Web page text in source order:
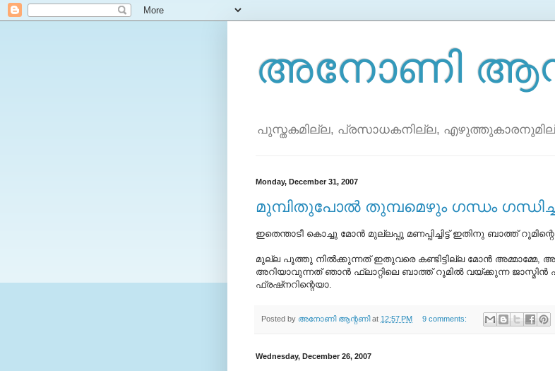
അനോണി
പുസ്തകമില്ല, പ്രസാധകനില്ല,
Monday, December 31, 2007
മുമ്പിതുപോല്‍ തുമ്പമെഴും ഗന്ധം
ഇതെന്താടീ കൊച്ചു മോന്‍ മുല്ലപ്പൂ മണപ്പിച്ചിട്ട് ഇതിനു ബാത്ത്
മുല്ല പൂത്തു നില്‍ക്കുന്നത് ഇതുവരെ കണ്ടിട്ടില്ല മോന്‍
അറിയാവുന്നത് ഞാന്‍ ഫ്ലാറ്റിലെ ബാത്ത് റൂമില്‍ വയ്ക്കുന്ന
ഫ്രഷ്നറിന്റെയാ.
Posted by അനോണി ആന്റണി at 12:57 PM 9 comments:
Wednesday, December 26, 2007